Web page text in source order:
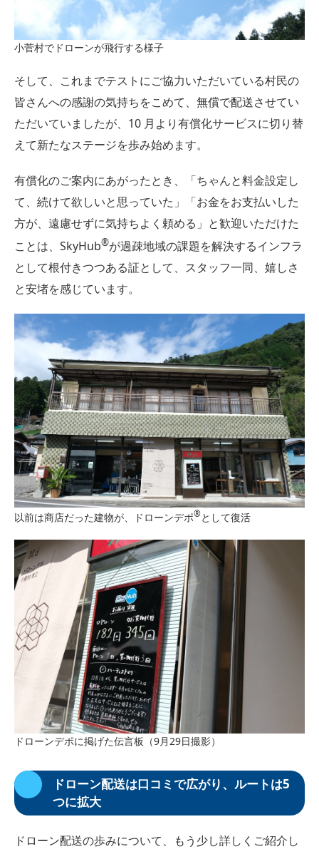
小菅村でドローンが飛行する様子
そして、これまでテストにご協力いただいている村民の
皆さんへの感謝の気持ちをこめて、無償で配送させてい
ただいていましたが、10 月より有償化サービスに切り替
えて新たなステージを歩み始めます。
有償化のご案内にあがったとき、「ちゃんと料金設定し
て、続けて欲しいと思っていた」「お金をお支払いした
方が、遠慮せずに気持ちよく頼める」と歓迎いただけた
ことは、SkyHub®︎が過疎地域の課題を解決するインフラ
として根付きつつある証として、スタッフ一同、嬉しさ
と安堵を感じています。
以前は商店だった建物が、ドローンデポ®︎ として復活
ドローンデポに掲げた伝言板（9月29日撮影）
ドローン配送は口コミで広がり、ルートは5
つに拡大
ドローン配送の歩みについて、もう少し詳しくご紹介し